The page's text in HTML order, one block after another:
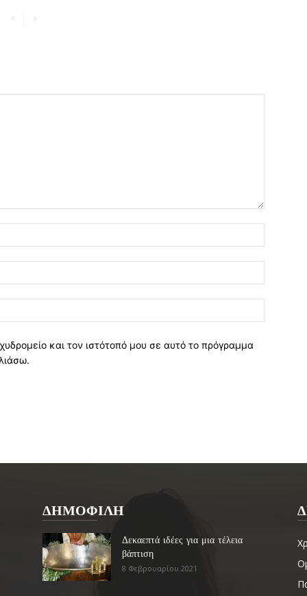
και τον ιστότοπό μου σε αυτό το πρόγραμμα
ΔΗΜΟΦΙΛΗ
Δεκαεπτά ιδέες για μια τέλεια
βάπτιση
8 Φεβρουαρίου 2021